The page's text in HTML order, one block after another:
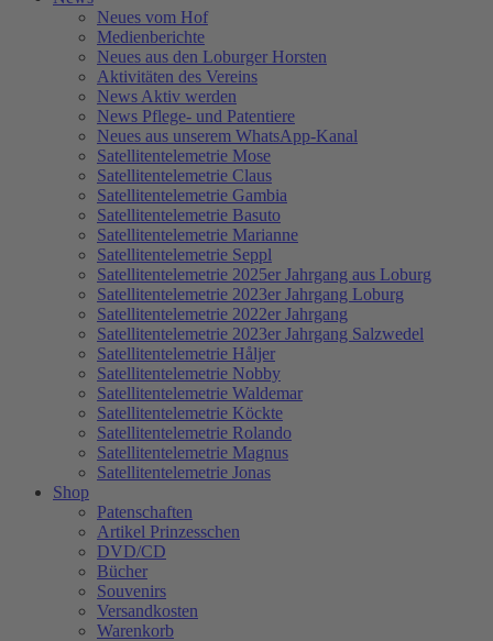
Neues vom Hof
Medienberichte
Neues aus den Loburger Horsten
Aktivitäten des Vereins
News Aktiv werden
News Pflege- und Patentiere
Neues aus unserem WhatsApp-Kanal
Satellitentelemetrie Mose
Satellitentelemetrie Claus
Satellitentelemetrie Gambia
Satellitentelemetrie Basuto
Satellitentelemetrie Marianne
Satellitentelemetrie Seppl
Satellitentelemetrie 2025er Jahrgang aus Loburg
Satellitentelemetrie 2023er Jahrgang Loburg
Satellitentelemetrie 2022er Jahrgang
Satellitentelemetrie 2023er Jahrgang Salzwedel
Satellitentelemetrie Håljer
Satellitentelemetrie Nobby
Satellitentelemetrie Waldemar
Satellitentelemetrie Köckte
Satellitentelemetrie Rolando
Satellitentelemetrie Magnus
Satellitentelemetrie Jonas
Shop
Patenschaften
Artikel Prinzesschen
DVD/CD
Bücher
Souvenirs
Versandkosten
Warenkorb